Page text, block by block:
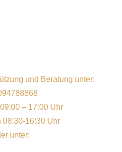
und Beratung unter:
– 17:00 Uhr
08:30-16:30 Uhr
unter: